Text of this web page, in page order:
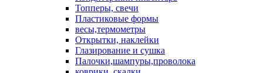
Топперы, свечи
Пластиковые формы
весы,термометры
Открытки, наклейки
Глазирование и сушка
Палочки,шампуры,проволока